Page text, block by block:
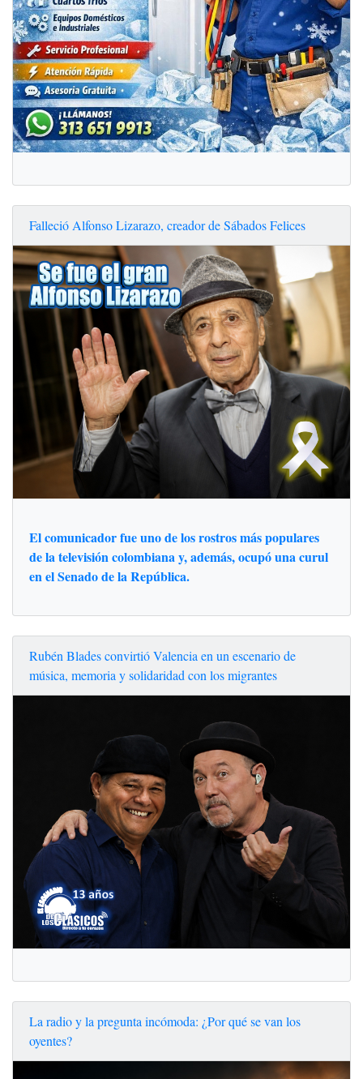
Falleció Alfonso Lizarazo, creador de Sábados Felices
El comunicador fue uno de los rostros más populares
de la televisión colombiana y, además, ocupó una curul
en el Senado de la República.
Rubén Blades convirtió Valencia en un escenario de
música, memoria y solidaridad con los migrantes
La radio y la pregunta incómoda: ¿Por qué se van los
oyentes?